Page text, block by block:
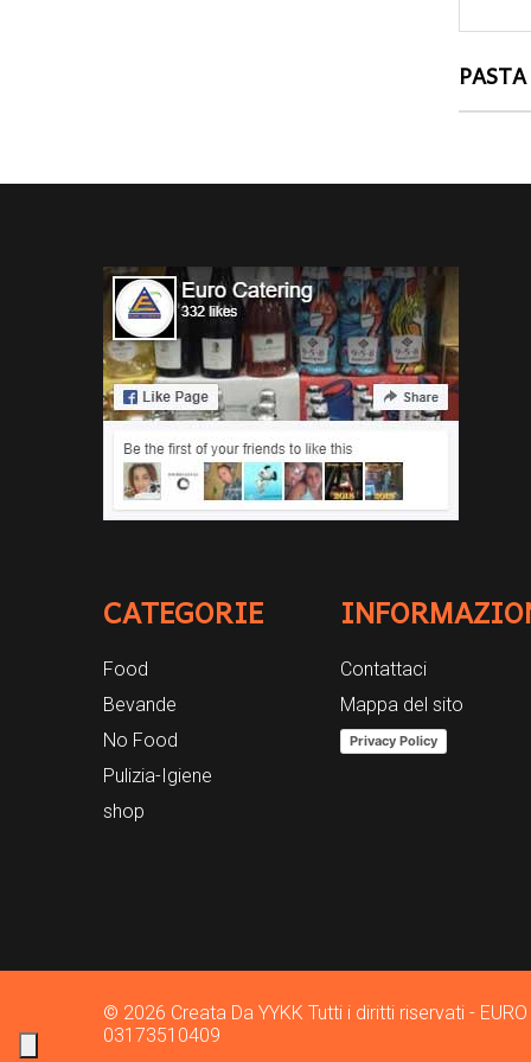
CATEGORIE
Food
Bevande
No Food
Pulizia-Igiene
shop
Contattaci
Mappa del sito
Privacy Policy
© 2026 Creata Da YYKK Tutti i diritti riservati -
03173510409